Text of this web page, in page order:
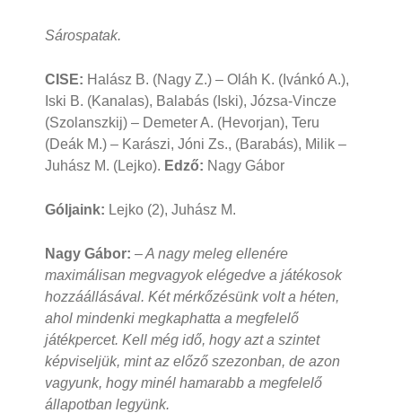
Sárospatak.
CISE: Halász B. (Nagy Z.) – Oláh K. (Ivánkó A.),
Iski B. (Kanalas), Balabás (Iski), Józsa-Vincze
(Szolanszkij) – Demeter A. (Hevorjan), Teru
(Deák M.) – Karászi, Jóni Zs., (Barabás), Milik –
Juhász M. (Lejko). Edző: Nagy Gábor
Góljaink: Lejko (2), Juhász M.
Nagy Gábor: – A nagy meleg ellenére
maximálisan megvagyok elégedve a játékosok
hozzáállásával. Két mérkőzésünk volt a héten,
ahol mindenki megkaphatta a megfelelő
játékpercet. Kell még idő, hogy azt a szintet
képviseljük, mint az előző szezonban, de azon
vagyunk, hogy minél hamarabb a megfelelő
állapotban legyünk.